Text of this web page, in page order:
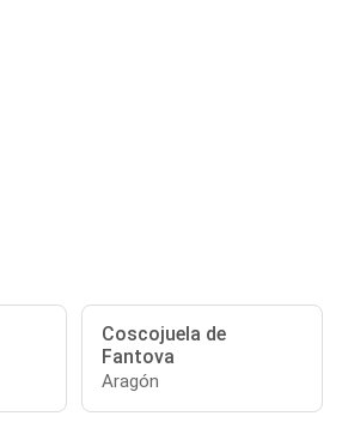
Coscojuela de
Fantova
Aragón